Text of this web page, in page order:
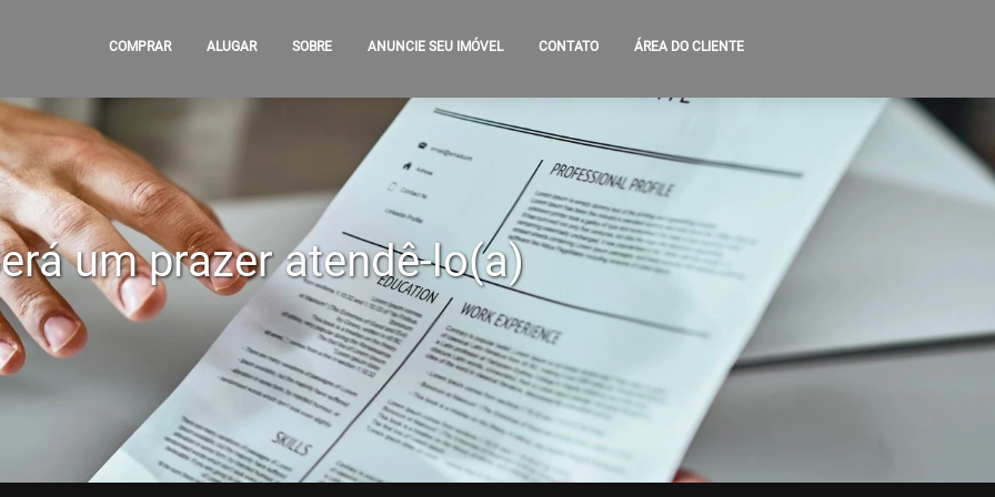
COMPRAR ALUGAR SOBRE ANUNCIE SEU IMÓVEL CONTATO ÁREA DO CLIENTE
um prazer atendê-lo(a)